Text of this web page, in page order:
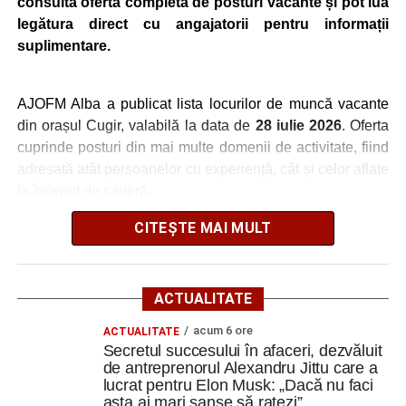
LMVTELEFON/E-
VALYMAR TRUCK
SRL
Conducator auto
transport rutier de
persoane
5 0768931750
DEZVOLTAREA
PROIECTULUI
10
SRL
LOGISTICA
Adaugă cugirinfo.ro ca sursă
preferată pe Google
legătura direct cu angajatorii pentru informații
suplimentare.
AJOFM Alba a publicat lista locurilor de muncă vacante
din orașul Cugir, valabilă la data de 28 iulie 2026. Oferta
cuprinde posturi din mai multe domenii de activitate, fiind
adresată atât persoanelor cu experiență, cât și celor aflate
Cei interesați pot consulta toate locurile de muncă
– Locuri de muncă vacante”. De asemenea, informații
agenția teritorială de care aparține persoana aflată în
căutarea unui loc de muncă.
Lista publicată de AJOFM Alba include, pe lângă
CITEȘTE MAI MULT
ACTUALITATE
ACTUALITATE acum 6 ore
Secretul succesului în afaceri, dezvăluit
de antreprenorul Alexandru Jittu care a
lucrat pentru Elon Musk: „Dacă nu faci
asta ai mari șanse să ratezi”